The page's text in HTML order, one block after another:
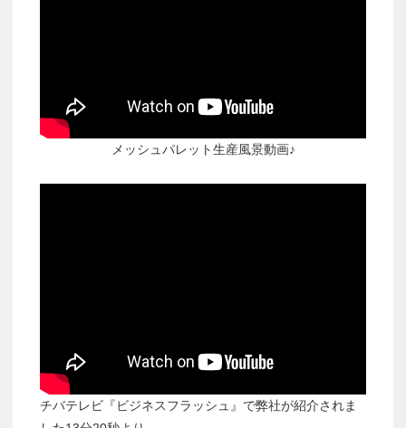
メッシュパレット生産風景動画♪
チバテレビ『ビジネスフラッシュ』で弊社が紹介されま